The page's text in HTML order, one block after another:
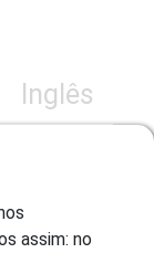
Inglês
assim: no